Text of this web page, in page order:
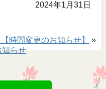
2024年1月31日
時間変更のお知らせ】
»
らせ